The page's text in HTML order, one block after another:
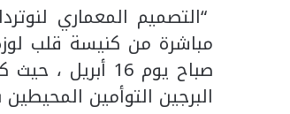
“التصميم المعماري
مباشرة من كنيسة قلب
صباح يوم 16
البرجين التوأمين